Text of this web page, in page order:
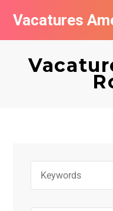
Vacatures
Vacatures per bedrijf
De populairste